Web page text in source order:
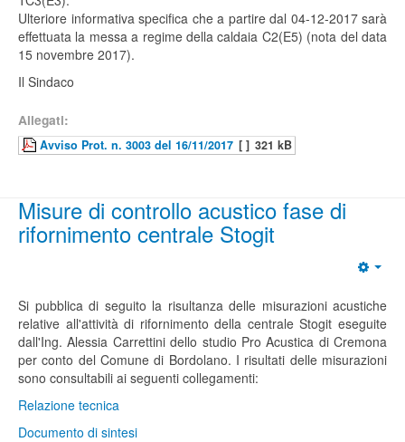
Ulteriore informativa specifica che a partire dal 04-12-2017 sarà
effettuata la messa a regime della caldaia C2(E5) (nota del data
15 novembre 2017).
Il Sindaco
Allegati:
Avviso Prot. n. 3003 del 16/11/2017 [ ] 321 kB
Misure di controllo acustico fase di
rifornimento centrale Stogit
Si pubblica di seguito la risultanza delle misurazioni acustiche
relative all'attività di rifornimento della centrale Stogit eseguite
dall'Ing. Alessia Carrettini dello studio Pro Acustica di Cremona
per conto del Comune di Bordolano. I risultati delle misurazioni
sono consultabili ai seguenti collegamenti:
Relazione tecnica
Documento di sintesi